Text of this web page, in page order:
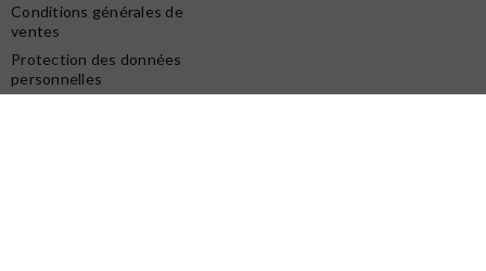
Conditions générales de
ventes
Protection des données
personnelles